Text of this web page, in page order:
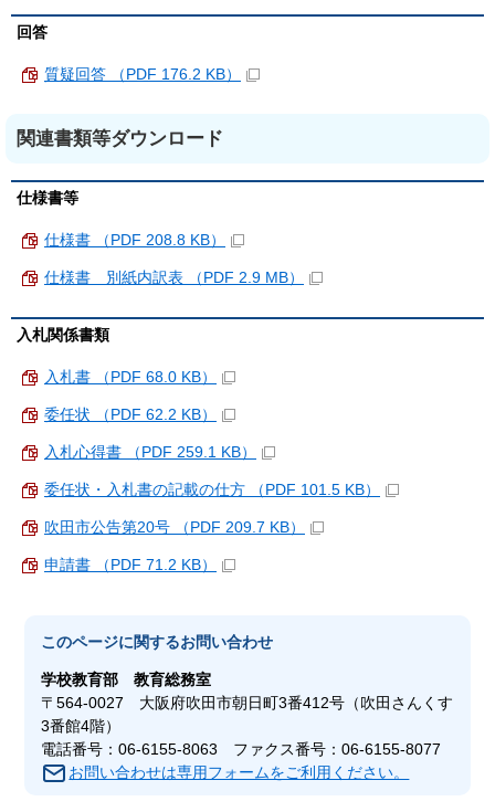
回答
質疑回答 （PDF 176.2 KB）
関連書類等ダウンロード
仕様書等
仕様書 （PDF 208.8 KB）
仕様書 別紙内訳表 （PDF 2.9 MB）
入札関係書類
入札書 （PDF 68.0 KB）
委任状 （PDF 62.2 KB）
入札心得書 （PDF 259.1 KB）
委任状・入札書の記載の仕方 （PDF 101.5 KB）
吹田市公告第20号 （PDF 209.7 KB）
申請書 （PDF 71.2 KB）
このページに関するお問い合わせ
学校教育部教育総務室
〒564-0027 大阪府吹田市朝日町3番412号（吹田さんくす
3番館4階）
電話番号：06-6155-8063 ファクス番号：06-6155-8077
お問い合わせは専用フォームをご利用ください。